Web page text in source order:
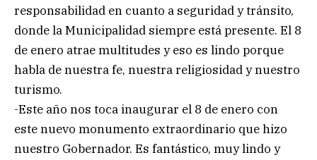
responsabilidad en cuanto a seguridad y tránsito,
donde la Municipalidad siempre está presente. El 8
de enero atrae multitudes y eso es lindo porque
habla de nuestra fe, nuestra religiosidad y nuestro
turismo.
-Este año nos toca inaugurar el 8 de enero con
este nuevo monumento extraordinario que hizo
nuestro Gobernador. Es fantástico, muy lindo y